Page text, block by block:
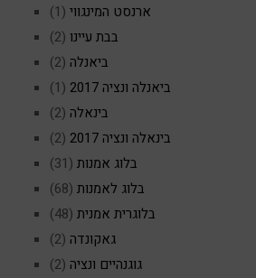
ארנסט המינגווי (1)
בבת עיינו (2)
ביאנלה (2)
ביאנלה ונציה 2017
(1)
בינאלה (2)
בינאלה ונציה 2017
(2)
בלוג אמנות (31)
בלוג לאמנות (68)
בלוגרית אמנית (48)
גאקונדה (2)
גוגנהיים ונציה (2)